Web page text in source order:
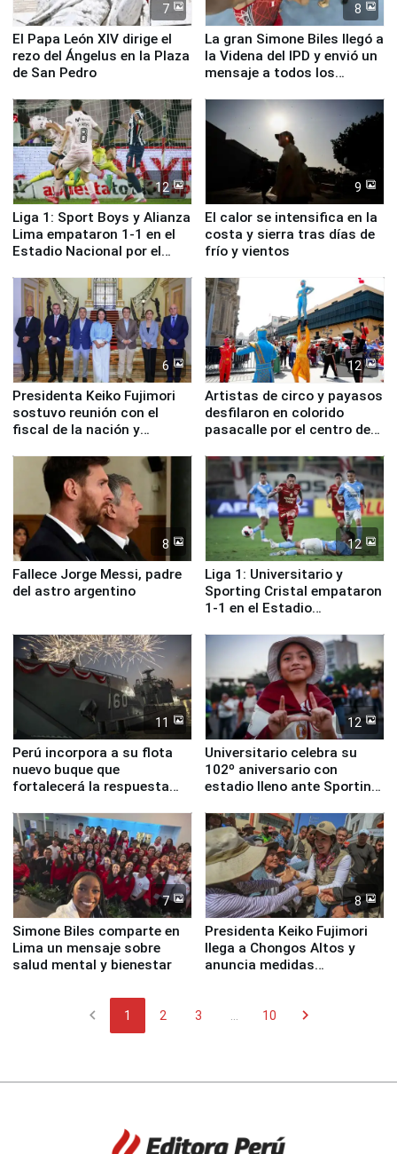
7
El Papa León XIV dirige el
rezo del Ángelus en la Plaza
de San Pedro
8
La gran Simone Biles llegó a
la Videna del IPD y envió un
mensaje a todos los
12
Liga 1: Sport Boys y Alianza
Lima empataron 1-1 en el
Estadio Nacional por el
9
El calor se intensifica en la
costa y sierra tras días de
frío y vientos
6
Presidenta Keiko Fujimori
sostuvo reunión con el
fiscal de la nación y
12
Artistas de circo y payasos
desfilaron en colorido
pasacalle por el centro de
8
Fallece Jorge Messi, padre
del astro argentino
12
Liga 1: Universitario y
Sporting Cristal empataron
1-1 en el Estadio
11
Perú incorpora a su flota
nuevo buque que
fortalecerá la respuesta
12
Universitario celebra su
102º aniversario con
estadio lleno ante Sporting
7
Simone Biles comparte en
Lima un mensaje sobre
salud mental y bienestar
8
Presidenta Keiko Fujimori
llega a Chongos Altos y
anuncia medidas
chevron_left 1 2 3 10 chevron_right